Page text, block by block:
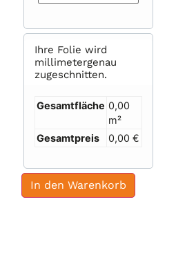
Ihre Folie wird
millimetergenau
zugeschnitten.
Gesamtfläche 0,00
m²
Gesamtpreis
0,00 €
In den Warenkorb